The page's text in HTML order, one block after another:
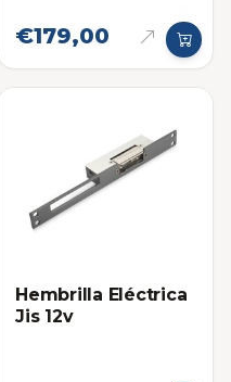
€179,00
Hembrilla Eléctrica
Jis 12v